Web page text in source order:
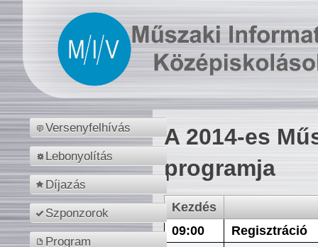
Versenyfelhívás
Lebonyolítás
Díjazás
Szponzorok
Program
A 2014-es
programja
Kezdés
09:00
Regisztráció